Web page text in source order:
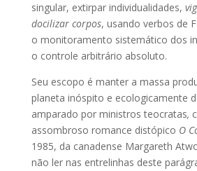
singular, extirpar individualidades,
docilizar corpos, usando verbos de
o monitoramento sistemático dos
o controle arbitrário absoluto.
Seu escopo é manter a massa
planeta inóspito e ecologicamente
amparado por ministros teocratas,
assombroso romance distópico O
1985, da canadense Margareth
não ler nas entrelinhas deste